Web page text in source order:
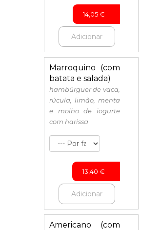
14,05€
Adicionar
Marroquino (com
batata e salada)
hambúrguer de vaca,
rúcula, limão, menta
e molho de iogurte
com harissa
13,40 €
Adicionar
Americano (com